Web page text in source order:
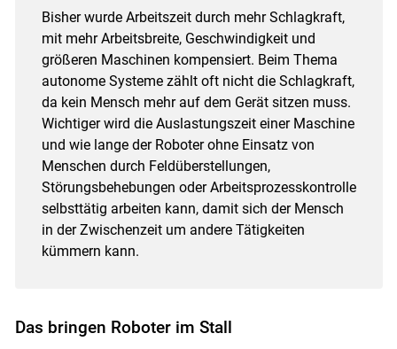
Bisher wurde Arbeitszeit durch mehr Schlagkraft,
mit mehr Arbeitsbreite, Geschwindigkeit und
größeren Maschinen kompensiert. Beim Thema
autonome Systeme zählt oft nicht die Schlagkraft,
da kein Mensch mehr auf dem Gerät sitzen muss.
Wichtiger wird die Auslastungszeit einer Maschine
und wie lange der Roboter ohne Einsatz von
Menschen durch Feldüberstellungen,
Störungsbehebungen oder Arbeitsprozesskontrolle
selbsttätig arbeiten kann, damit sich der Mensch
in der Zwischenzeit um andere Tätigkeiten
kümmern kann.
Das bringen Roboter im Stall